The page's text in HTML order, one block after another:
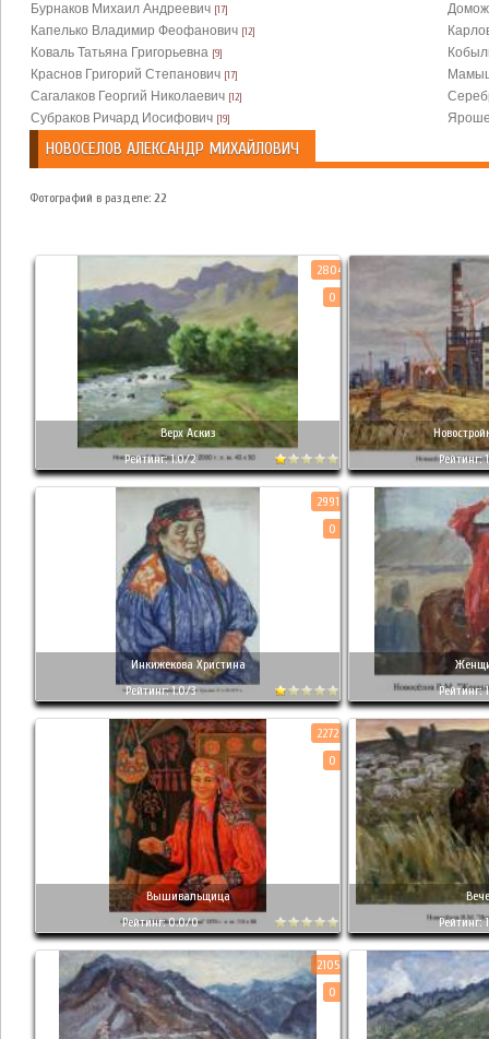
Бурнаков Михаил Андреевич [17]
Капелько Владимир Феофанович [12]
Коваль Татьяна Григорьевна [9]
Краснов Григорий Степанович [17]
Сагалаков Георгий Николаевич [12]
Субраков Ричард Иосифович [19]
НОВОСЕЛОВ АЛЕКСАНДР МИХАЙЛОВИЧ
Фотографий в разделе: 22
Верх Аскиз
Рейтинг: 1.0/2
2804
0
Рейтинг:
Инкижекова Христина
Рейтинг: 1.0/3
2991
0
Рейтинг:
Вышивальщица
Рейтинг: 0.0/0
2272
0
Рейтинг:
2105
0